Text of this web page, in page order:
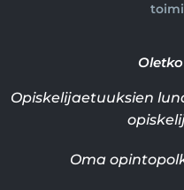
Opiskelijaetuuksien
Oma